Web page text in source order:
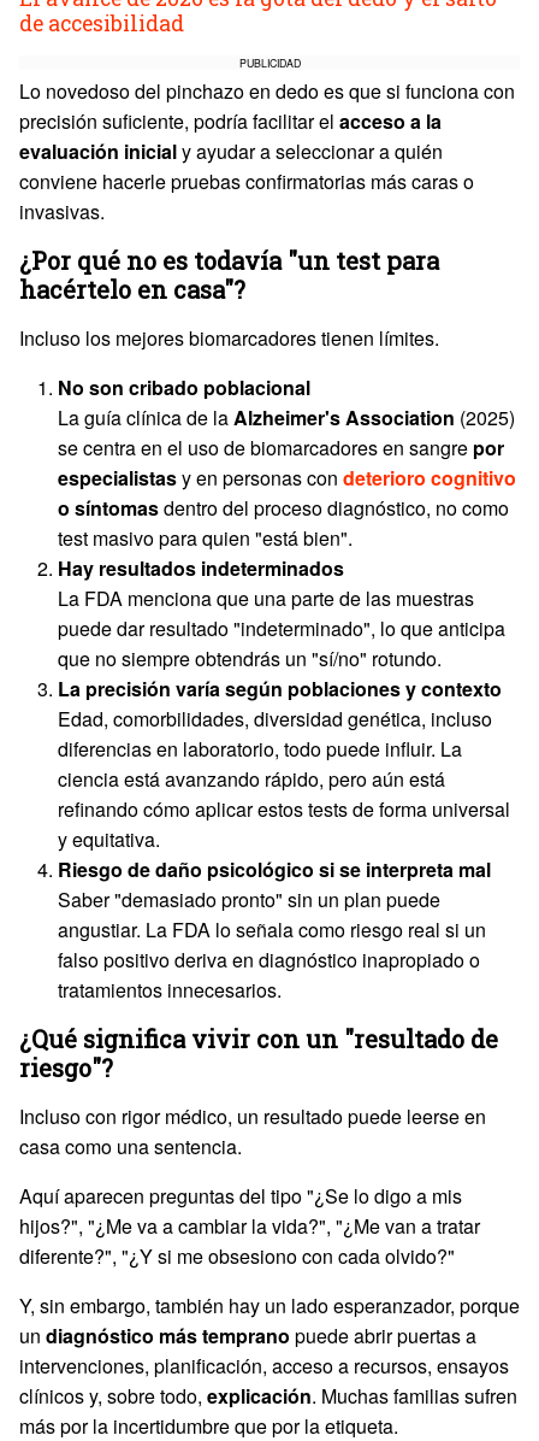
de accesibilidad
PUBLICIDAD
Lo novedoso del pinchazo en dedo es que si funciona con
precisión suficiente, podría facilitar el acceso a la
evaluación inicialy ayudar a seleccionar a quién
conviene hacerle pruebas confirmatorias más caras o
invasivas.
¿Por qué no es todavía "un test para
hacértelo en casa"?
Incluso los mejores biomarcadores tienen límites.
No son cribado poblacional
La guía clínica de la Alzheimer's Association (2025)
se centra en el uso de biomarcadores en sangre por
especialistasy en personas con deterioro cognitivo
o síntomasdentro del proceso diagnóstico, no como
test masivo para quien "está bien".
Hay resultados indeterminados
La FDA menciona que una parte de las muestras
puede dar resultado "indeterminado", lo que anticipa
que no siempre obtendrás un "sí/no" rotundo.
La precisión varía según poblaciones y contexto
Edad, comorbilidades, diversidad genética, incluso
diferencias en laboratorio, todo puede influir. La
ciencia está avanzando rápido, pero aún está
refinando cómo aplicar estos tests de forma universal
y equitativa.
Riesgo de daño psicológico si se interpreta mal
Saber "demasiado pronto" sin un plan puede
angustiar. La FDA lo señala como riesgo real si un
falso positivo deriva en diagnóstico inapropiado o
tratamientos innecesarios.
¿Qué significa vivir con un "resultado de
riesgo"?
Incluso con rigor médico, un resultado puede leerse en
casa como una sentencia.
Aquí aparecen preguntas del tipo "¿Se lo digo a mis
hijos?", "¿Me va a cambiar la vida?", "¿Me van a tratar
diferente?", "¿Y si me obsesiono con cada olvido?"
Y, sin embargo, también hay un lado esperanzador, porque
un diagnóstico más temprano puede abrir puertas a
intervenciones, planificación, acceso a recursos, ensayos
clínicos y, sobre todo, explicación. Muchas familias sufren
más por la incertidumbre que por la etiqueta.